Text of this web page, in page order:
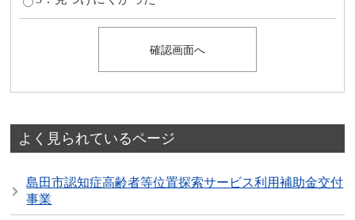
よく見られているページ
島田市認知症高齢者等位置探索サービス利用補助金交付
事業